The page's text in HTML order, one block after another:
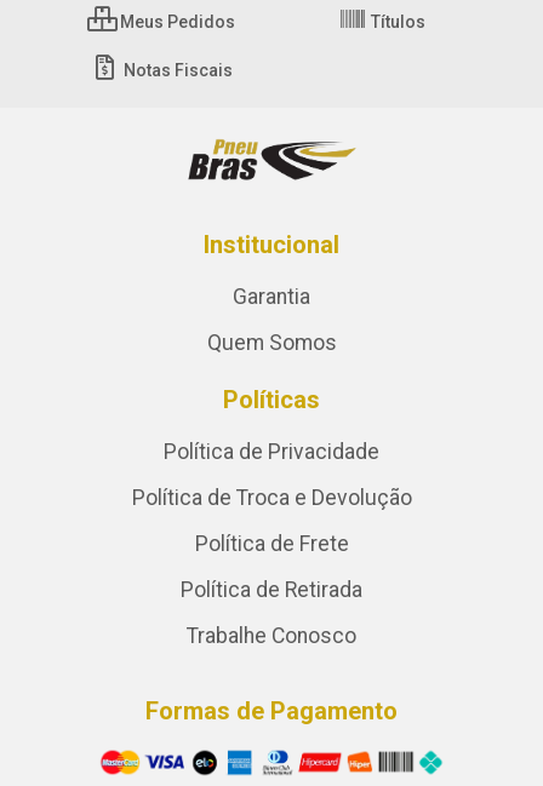
Meus Pedidos Títulos
Notas Fiscais
Institucional
Garantia
Quem Somos
Políticas
Política de Privacidade
Política de Troca e Devolução
Política de Frete
Política de Retirada
Trabalhe Conosco
Formas de Pagamento